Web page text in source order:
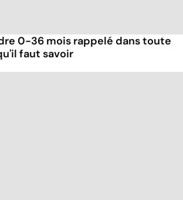
0-36 mois rappelé dans toute
faut savoir